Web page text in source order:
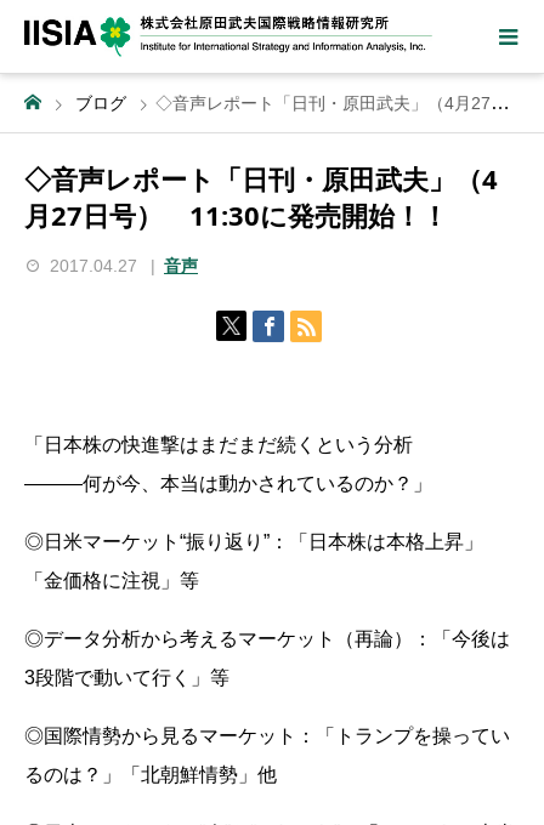
ブログ ◇音声レポート「日刊・原田武夫」（4月27日号） 11:30に発売開始！！
◇音声レポート「日刊・原田武夫」（4
月27日号） 11:30に発売開始！！
2017.04.27 音声
「日本株の快進撃はまだまだ続くという分析
―――何が今、本当は動かされているのか？」
◎日米マーケット“振り返り”：「日本株は本格上昇」
「金価格に注視」等
◎データ分析から考えるマーケット（再論）：「今後は
3段階で動いて行く」等
◎国際情勢から見るマーケット：「トランプを操ってい
るのは？」「北朝鮮情勢」他